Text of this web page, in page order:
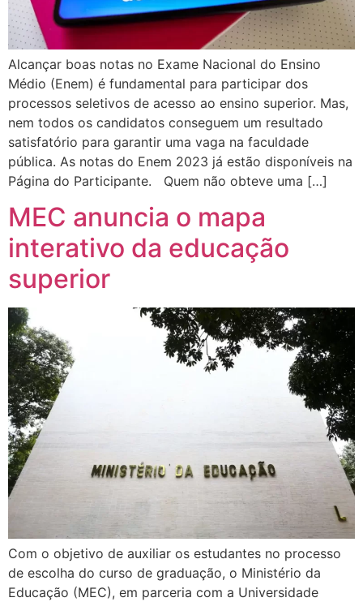
Alcançar boas notas no Exame Nacional do Ensino
Médio (Enem) é fundamental para participar dos
processos seletivos de acesso ao ensino superior. Mas,
nem todos os candidatos conseguem um resultado
satisfatório para garantir uma vaga na faculdade
pública. As notas do Enem 2023 já estão disponíveis na
Página do Participante. Quem não obteve uma […]
MEC anuncia o mapa
interativo da educação
superior
Com o objetivo de auxiliar os estudantes no processo
de escolha do curso de graduação, o Ministério da
Educação (MEC), em parceria com a Universidade